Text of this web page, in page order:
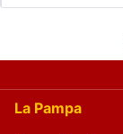
La Pampa